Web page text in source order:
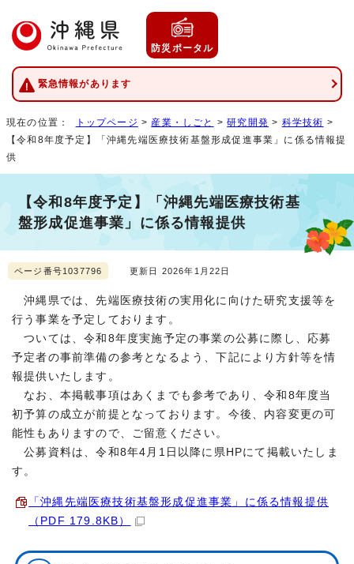
防災ポータル
緊急情報があります
現在の位置： トップページ > 産業・しごと >研究開発 > 科学技術 >
【令和8年度予定】「沖縄先端医療技術基盤形成促進事業」に係る情報提
供
【令和8年度予定】「沖縄先端医療技術基
盤形成促進事業」に係る情報提供
ページ番号1037796 更新日 2026年1月22日
沖縄県では、先端医療技術の実用化に向けた研究支援等を
行う事業を予定しております。
ついては、令和8年度実施予定の事業の公募に際し、応募
予定者の事前準備の参考となるよう、下記により方針等を情
報提供いたします。
なお、本掲載事項はあくまでも参考であり、令和8年度当
初予算の成立が前提となっております。今後、内容変更の可
能性もありますので、ご留意ください。
公募資料は、令和8年4月1日以降に県HPにて掲載いたしま
す。
「沖縄先端医療技術基盤形成促進事業」に係る情報提供
（PDF 179.8KB）